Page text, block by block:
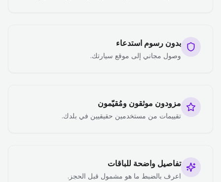
بدون رسوم استدعاء
وصول مجاني إلى موقع سيارتك.
مزودون موثقون ومُقيّمون
تقييمات من مستخدمين حقيقيين في بلدك.
تفاصيل واضحة للباقات
اعرف بالضبط ما هو مشمول قبل الحجز.